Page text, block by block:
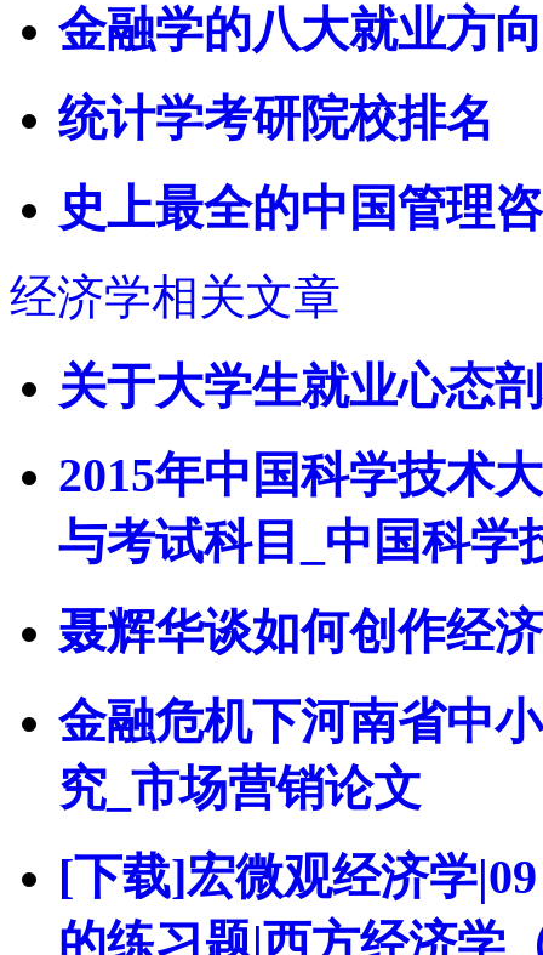
金融学的八大就业方
统计学考研院校排名
史上最全的中国管理
经济学相关文章
关于大学生就业心态
2015年中国科学技术
与考试科目_中国科学
聂辉华谈如何创作经
金融危机下河南省中
究_市场营销论文
[下载]宏微观经济学
的练习题|西方经济学